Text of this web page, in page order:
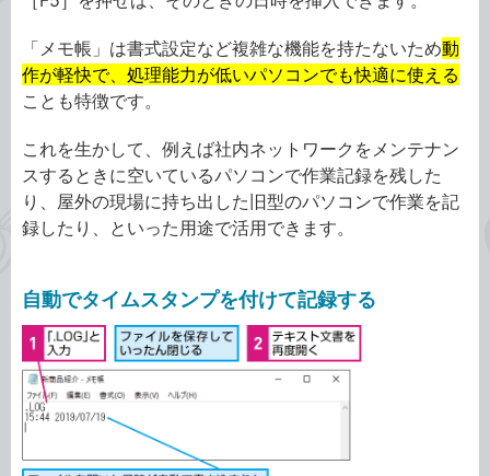
「メモ帳」は書式設定など複雑な機能を持たないため動
作が軽快で、処理能力が低いパソコンでも快適に使える
ことも特徴です。
これを生かして、例えば社内ネットワークをメンテナン
スするときに空いているパソコンで作業記録を残した
り、屋外の現場に持ち出した旧型のパソコンで作業を記
録したり、といった用途で活用できます。
自動でタイムスタンプを付けて記録する